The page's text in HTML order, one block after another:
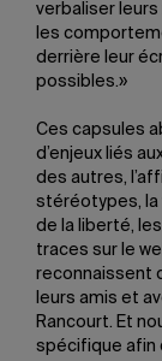
verbaliser
les
derrière leur
possibles.»
Ces capsules
d’enjeux liés
des autres,
stéréotypes, la
de la liberté,
traces sur le
reconnaissent
leurs amis et
Rancourt. Et
spécifique afin